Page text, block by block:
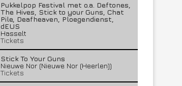
Pukkelpop Festival met o.a. Deftones,
The Hives, Stick to your Guns, Chat
Pile, Deafheaven, Ploegendienst,
dEUS
Hasselt
Tickets
Stick To Your Guns
Nieuwe Nor (Nieuwe Nor (Heerlen))
Tickets